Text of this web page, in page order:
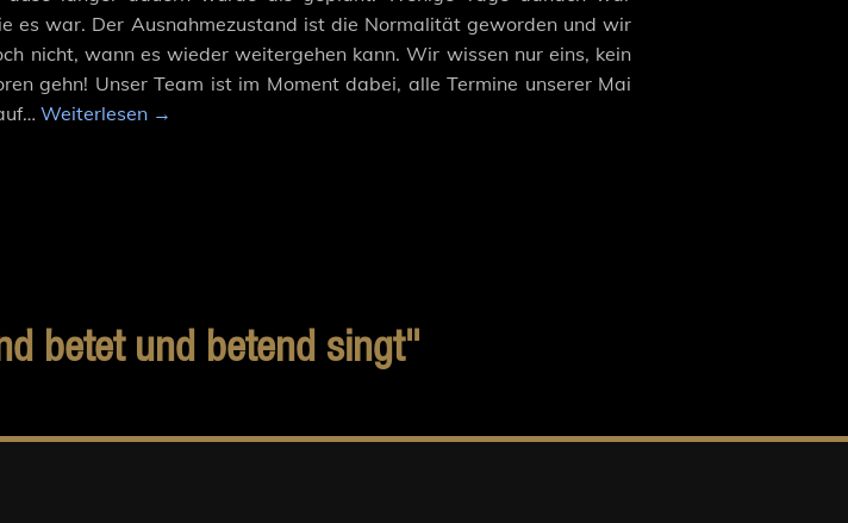
es war. Der Ausnahmezustand ist die Normalität geworden und wir
nicht, wann es wieder weitergehen kann. Wir wissen nur eins, kein
gehn! Unser Team ist im Moment dabei, alle Termine unserer Mai
Weiterlesen →
betet und betend singt"